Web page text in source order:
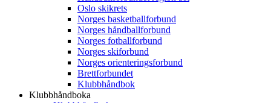
Oslo skikrets
Norges basketballforbund
Norges håndballforbund
Norges fotballforbund
Norges skiforbund
Norges orienteringsforbund
Brettforbundet
Klubbhåndbok
Klubbhåndboka